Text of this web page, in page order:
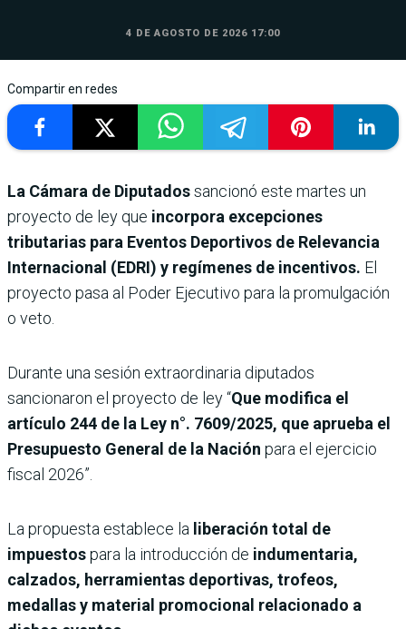
4 DE AGOSTO DE 2026 17:00
Compartir en redes
La Cámara de Diputadossancionó este martes un
proyecto de ley que incorpora excepciones
tributarias para Eventos Deportivos de Relevancia
Internacional (EDRI) y regímenes de incentivos. El
proyecto pasa al Poder Ejecutivo para la promulgación
o veto.
Durante una sesión extraordinaria diputados
sancionaron el proyecto de ley “Que modifica el
artículo 244 de la Ley n°. 7609/2025, que aprueba el
Presupuesto General de la Nación para el ejercicio
fiscal 2026”.
La propuesta establece la liberación total de
impuestospara la introducción de indumentaria,
calzados, herramientas deportivas, trofeos,
medallas y material promocional relacionado a